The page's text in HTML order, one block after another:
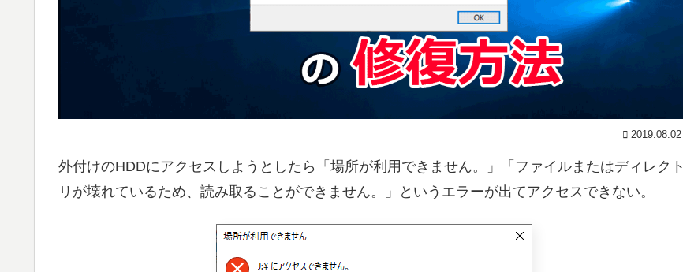
2019.08.02
外付けのHDDにアクセスしようとしたら「場所が利用できません。」「ファイルまたはディレクト
リが壊れているため、読み取ることができません。」というエラーが出てアクセスできない。